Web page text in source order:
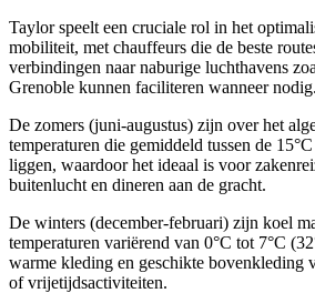
Taylor speelt een cruciale rol in het
mobiliteit, met chauffeurs die de beste
verbindingen naar naburige luchthavens
Grenoble kunnen faciliteren wanneer nodig.
De zomers (juni-augustus) zijn over het
temperaturen die gemiddeld tussen de
liggen, waardoor het ideaal is voor
buitenlucht en dineren aan de gracht.
De winters (december-februari) zijn koel
temperaturen variërend van 0°C tot 7°C
warme kleding en geschikte bovenkleding
of vrijetijdsactiviteiten.